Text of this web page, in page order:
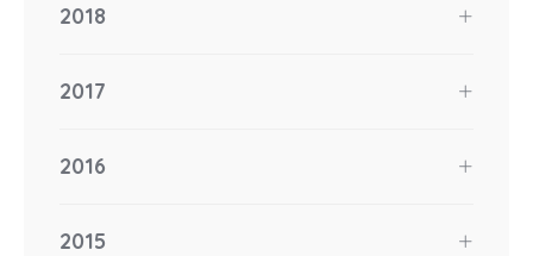
2018
2017
2016
2015